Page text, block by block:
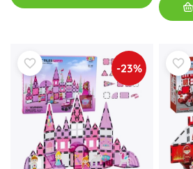
-23%